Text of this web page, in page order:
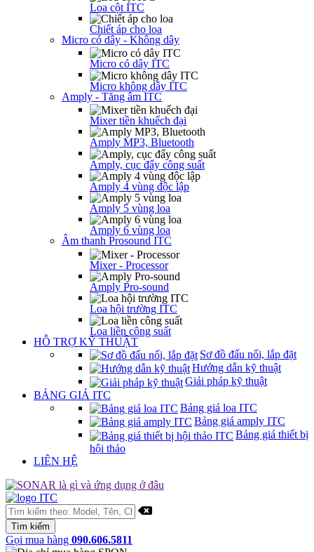
Loa cột ITC
Chiết áp cho loa
Micro có dây - Không dây
Micro có dây ITC
Micro không dây ITC
Amply - Tăng âm ITC
Mixer tiền khuếch đại
Amply MP3, Bluetooth
Amply, cục đẩy công suất
Amply 4 vùng độc lập
Amply 5 vùng loa
Amply 6 vùng loa
Âm thanh Prosound ITC
Mixer - Processor
Amply Pro-sound
Loa hội trường ITC
Loa liền công suất
HỖ TRỢ KỸ THUẬT
Sơ đồ đấu nối, lắp đặt
Hướng dẫn kỹ thuật
Giải pháp kỹ thuật
BẢNG GIÁ ITC
Bảng giá loa ITC
Bảng giá amply ITC
Bảng giá thiết bị
hội thảo
LIÊN HỆ
Gọi mua hàng 090.606.5811